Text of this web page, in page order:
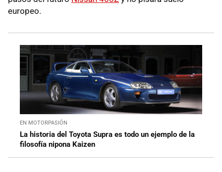
europeo.
EN MOTORPASIÓN
La historia del Toyota Supra es todo un ejemplo de la
filosofía nipona Kaizen